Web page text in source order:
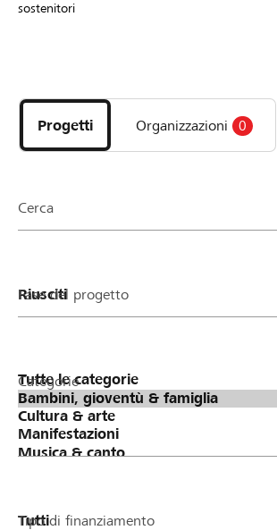
sostenitori
i
progetti
e
della
Progetti Organizzazioni 0
Cerca
Fase del progetto
Categorie
Tipo di finanziamento